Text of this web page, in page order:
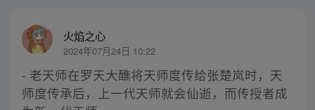
火焰之心
2024年07月24日 10:22
- 老天师在罗天大醮将天师度传给张楚岚时，天
师度传承后，上一代天师就会仙逝，而传授者成